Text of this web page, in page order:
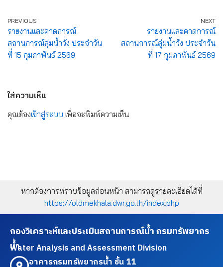
PREVIOUS
รายงานและคาดการณ์
สถานการณ์ลุ่มน้ำวัง ประจำวัน
ที่ 15 กุมภาพันธ์ 2569
NEXT
รายงานและคาดการณ์
สถานการณ์ลุ่มน้ำวัง ประจำวัน
ที่ 17 กุมภาพันธ์ 2569
ใส่ความเห็น
คุณต้องเข้าสู่ระบบ เพื่อจะพิมพ์ความเห็น
หากต้องการทราบข้อมูลก่อนหน้า สามารถดูรายละเอียดได้ที่
https://oldmekhala.dwr.go.th/index.php
กองวิเคราะห์และประเมินสถานการณ์น้ำ กรมทรัพยากร
น้ำ
Water Analysis and Assessment Division
อาคารกรมทรัพยากรน้ำ ชั้น 11